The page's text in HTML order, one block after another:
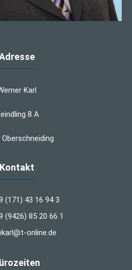
Karl
8 A
Oberschneiding
Kontakt
(171) 43 16 94 3
(9426) 85 20 66 1
online.de